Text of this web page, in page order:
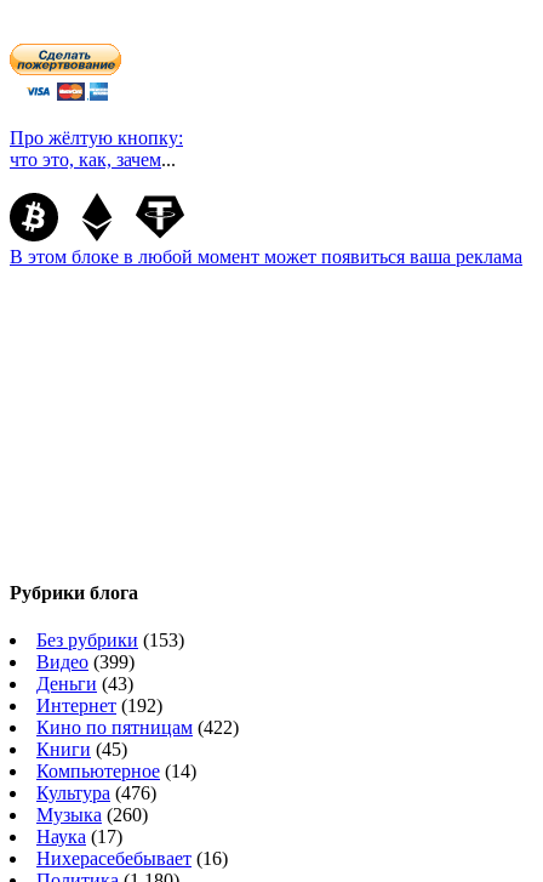
Про жёлтую кнопку:
что это, как, зачем...
В этом блоке в любой момент может появиться ваша реклама
Рубрики блога
Без рубрики (153)
Видео (399)
Деньги (43)
Интернет (192)
Кино по пятницам (422)
Книги (45)
Компьютерное (14)
Культура (476)
Музыка (260)
Наука (17)
Нихерасебебывает (16)